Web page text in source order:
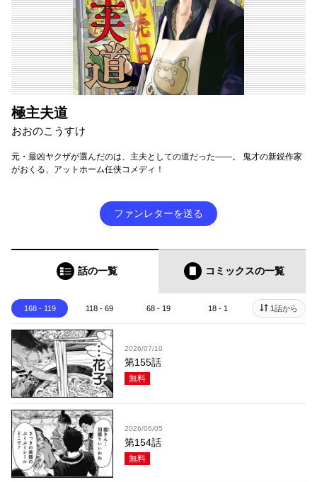
極主夫道
おおのこうすけ
元・最凶ヤクザが選んだのは、主夫としての道だった――。 鬼才の新鋭作家
がおくる、アットホーム任侠コメディ！
ファンレターを送る
話の一覧 コミックスの一覧
168 - 119 118 - 69 68 - 19 18 - 1 1話から
2026/07/10
第155話
無料
2026/06/05
第154話
無料